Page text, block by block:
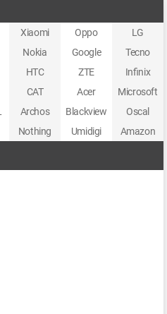
Xiaomi Oppo
LG
Nokia Google
Tecno
HTC ZTE
Infinix
CAT Acer
Microsoft
Archos Blackview
Oscal
Nothing Umidigi Amazon